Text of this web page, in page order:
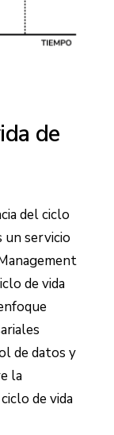
de
del ciclo
un servicio
de vida
de datos y
la
de vida